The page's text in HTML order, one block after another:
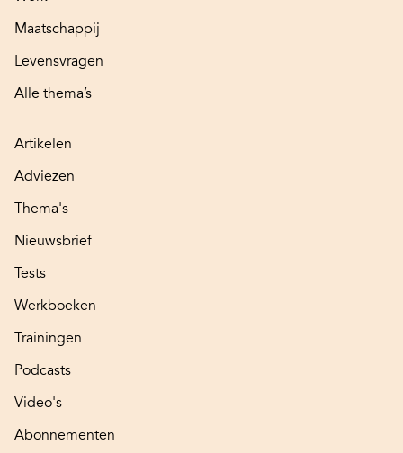
Maatschappij
Levensvragen
Alle thema’s
Artikelen
Adviezen
Thema's
Nieuwsbrief
Tests
Werkboeken
Trainingen
Podcasts
Video's
Abonnementen